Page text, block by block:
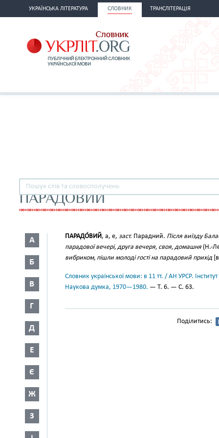
УКРАЇНСЬКА ЛІТЕРАТУРА СЛОВНИК ТРАНСЛІТЕРАЦІЯ
ПАРАДОВИЙ
А
Б
В
Г
Д
Е
Є
Ж
З
ПАРАДО́ВИЙ, а, е, заст. Парадний. Після виїзду
парадової вечері, друга вечеря, своя, домашня (Н.-
вибриком, пішли молоді гості на парадовий прихід
Словник української мови: в 11 тт. / АН УРСР.
Наукова думка, 1970—1980. — Т. 6. — С. 63.
Поділитись: